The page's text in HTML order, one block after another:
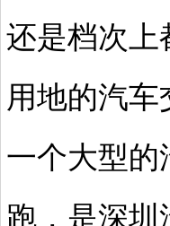
还是档次上
用地的汽
一个大型的
跑，是深